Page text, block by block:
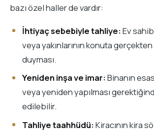
bazı özel haller de vardır:
İhtiyaç sebebiyle tahliye:Ev
veya yakınlarının konuta
duyması.
Yeniden inşa ve imar:Binanın
veya yeniden yapılması
edilebilir.
Tahliye taahhüdü:Kiracının kira